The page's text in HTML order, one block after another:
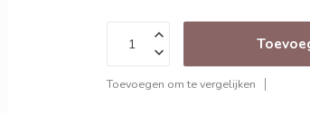
Toevoegen om te vergelijken